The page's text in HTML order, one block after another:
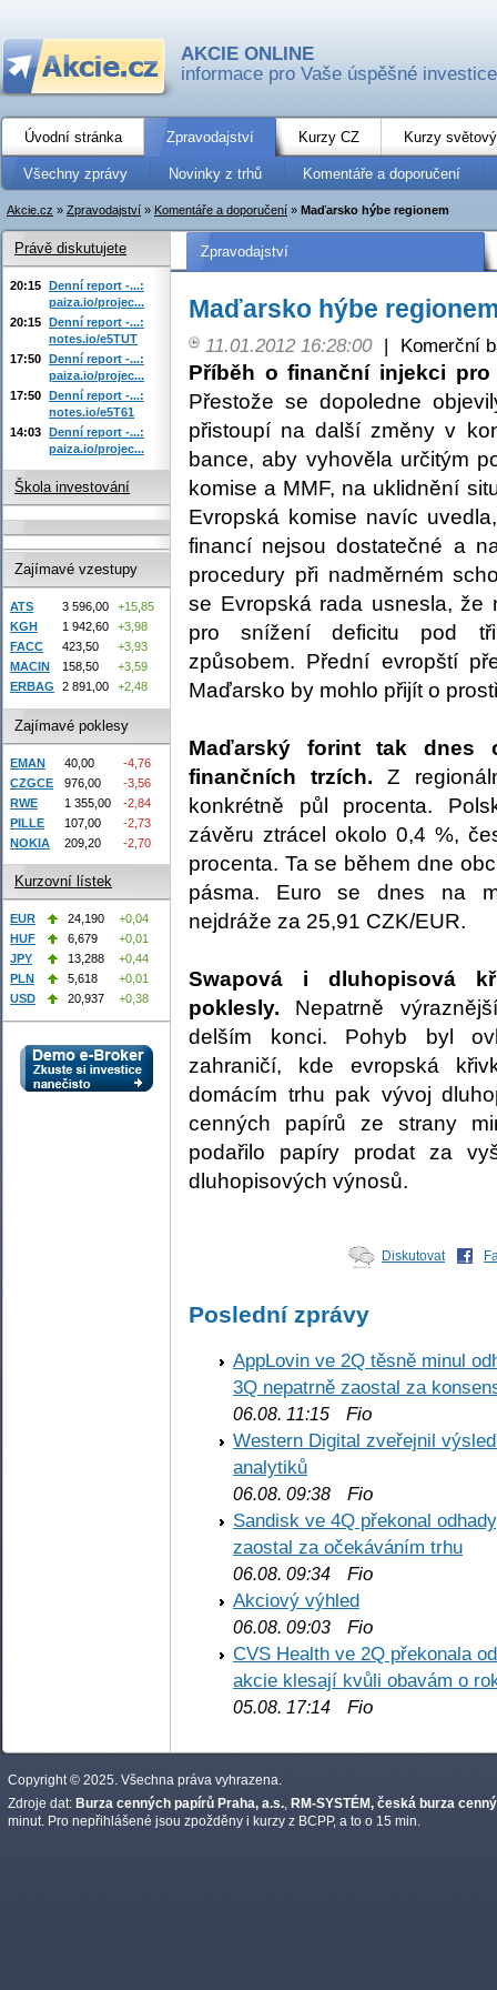
AKCIE ONLINE
informace pro Vaše úspěšné investice
Úvodní stránka Zpravodajství Kurzy CZ Kurzy
Všechny zprávy Novinky z trhů Komentáře a doporučení
Akcie.cz » Zpravodajství » Komentáře a doporučení » Maďarsko hýbe regionem
Zpravodajství
Maďarsko hýbe
11.01.2012 16:28:00 | Komerční
Příběh o finanční injekci
Přestože se dopoledne
přistoupí na další změny v
bance, aby vyhověla určitým
komise a MMF, na uklidnění
Evropská komise navíc
financí nejsou dostatečné a
procedury při nadměrném
se Evropská rada usnesla, že
pro snížení deficitu pod
způsobem. Přední evropští
Maďarsko by mohlo přijít o
Maďarský forint tak dnes
finančních trzích. Z
konkrétně půl procenta.
závěru ztrácel okolo 0,4 %,
procenta. Ta se během dne
pásma. Euro se dnes na
nejdráže za 25,91 CZK/EUR.
Swapová i dluhopisová
poklesly. Nepatrně
delším konci. Pohyb byl
zahraničí, kde evropská
domácím trhu pak vývoj
cenných papírů ze strany
podařilo papíry prodat za
dluhopisových výnosů.
Diskutovat
Poslední zprávy
AppLovin ve 2Q těsně minul
3Q nepatrně zaostal za
06.08. 11:15 Fio
Western Digital zveřejnil
analytiků
06.08. 09:38 Fio
Sandisk ve 4Q překonal
zaostal za očekáváním trhu
06.08. 09:34 Fio
Akciový výhled
06.08. 09:03 Fio
CVS Health ve 2Q překonala
akcie klesají kvůli obavám o
05.08. 17:14 Fio
Právě diskutujete
20:15 Denní report -...:
paiza.io/projec...
20:15 Denní report -...:
notes.io/e5TUT
17:50 Denní report -...:
paiza.io/projec...
17:50 Denní report -...:
notes.io/e5T61
14:03 Denní report -...:
paiza.io/projec...
Škola investování
Zajímavé vzestupy
ATS 3 596,00
+15,85
KGH
1 942,60
+3,98
FACC
423,50
+3,93
MACIN
158,50
+3,59
ERBAG
2 891,00 +2,48
Zajímavé poklesy
EMAN 40,00
-4,76
CZGCE
976,00
-3,56
RWE
1 355,00
-2,84
PILLE
107,00
-2,73
NOKIA
209,20 -2,70
Kurzovní lístek
EUR 24,190
+0,04
HUF
6,679
+0,01
JPY
13,288
+0,44
PLN
5,618
+0,01
USD
20,937 +0,38
Copyright © 2025. Všechna práva vyhrazena.
Zdroje dat: Burza cenných papírů Praha, a.s. RM-SYSTÉM, česká burza
minut. Pro nepřihlášené jsou zpožděny i kurzy z BCPP, a to o 15 min.